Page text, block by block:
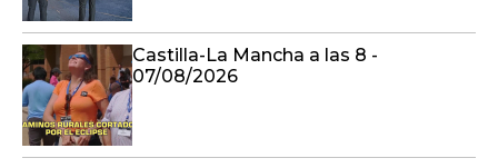
Castilla-La Mancha a las 8 -
07/08/2026